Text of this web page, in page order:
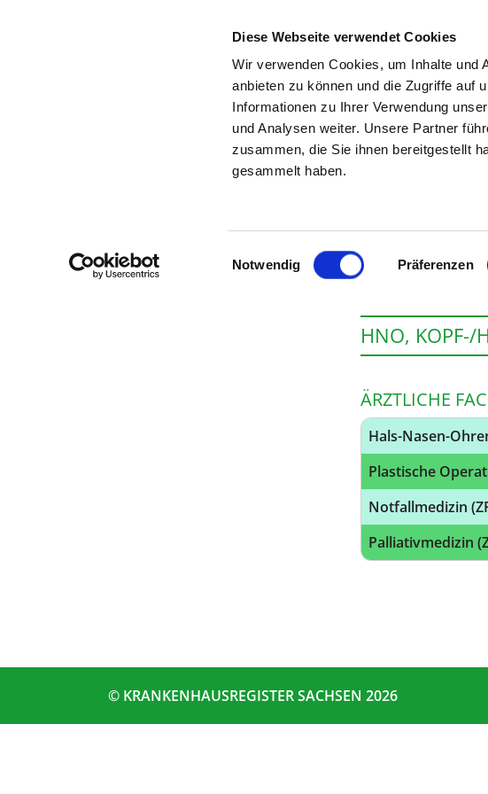
Diese Webseite verwendet Cookies
Wir verwenden Cookies, um Inhalte und
anbieten zu können und die Zugriffe auf
Informationen zu Ihrer Verwendung
und Analysen weiter. Unsere Partner
zusammen, die Sie ihnen bereitgestellt
gesammelt haben.
Einwilligungsauswahl
Notwendig Präferenzen
Startseite der Fachabteilung
HNO, KOPF-/
ÄRZTLICHE
Hals-Nasen-
Plastische
Notfallmedizin
Palliativmedizin
© KRANKENHAUSREGISTER SACHSEN 2026